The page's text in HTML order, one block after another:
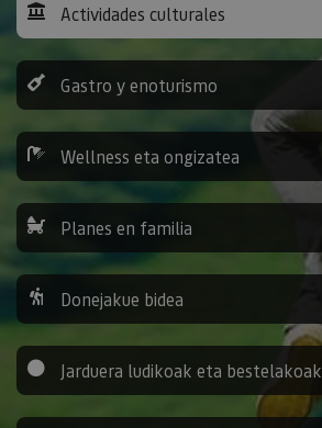
Actividades culturales
Gastro y enoturismo
Wellness eta ongizatea
Planes en familia
Donejakue bidea
Jarduera ludikoak eta bestelakoak